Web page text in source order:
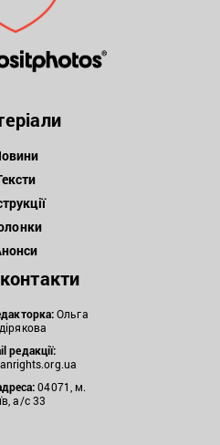
Ольга
редакції:
04071, м.
а/с 33